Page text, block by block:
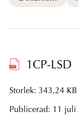
1CP-LSD
Storlek: 343,24 KB
Publicerad: 11 juli